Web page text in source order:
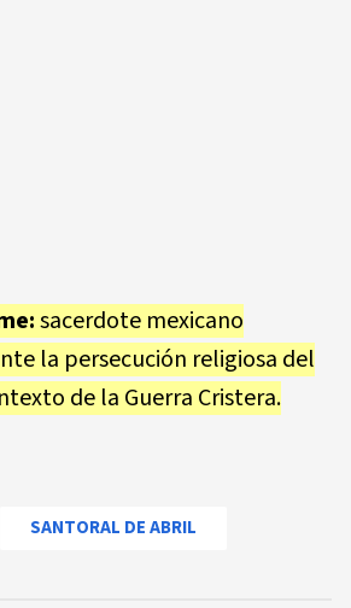
sacerdote mexicano
la persecución religiosa del
de la Guerra Cristera.
SANTORAL DE ABRIL